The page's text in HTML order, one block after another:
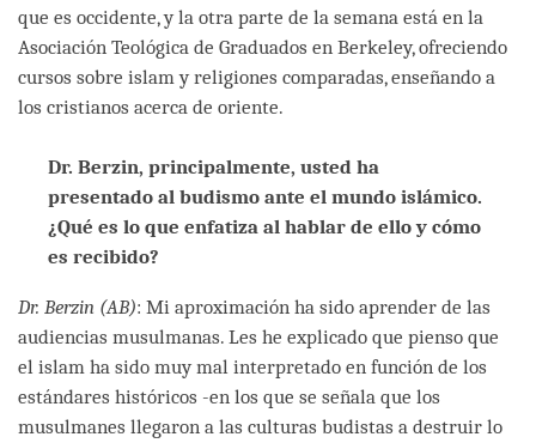
que es occidente, y la otra parte de la semana está en la
Asociación Teológica de Graduados en Berkeley, ofreciendo
cursos sobre islam y religiones comparadas, enseñando a
los cristianos acerca de oriente.
Dr. Berzin, principalmente, usted ha
presentado al budismo ante el mundo islámico.
¿Qué es lo que enfatiza al hablar de ello y cómo
es recibido?
Dr. Berzin (AB): Mi aproximación ha sido aprender de las
audiencias musulmanas. Les he explicado que pienso que
el islam ha sido muy mal interpretado en función de los
estándares históricos -en los que se señala que los
musulmanes llegaron a las culturas budistas a destruir lo